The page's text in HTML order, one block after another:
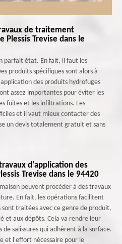
de traitement
Plessis Trevise dans le
parfait état. En fait, il faut les
produits spécifiques sont alors à
des produits hydrofuges
assez importantes pour éviter les
fuites et les infiltrations. Les
et il vaut mieux contacter des
un devis totalement gratuit et sans
d'application des
Trevise dans le 94420
peuvent procéder à des travaux
En fait, les opérations facilitent
sont traitées avec ce genre de produit,
et aux dépôts. Cela va rendre leur
salissures qui adhèrent à la surface.
et l'effort nécessaire pour le